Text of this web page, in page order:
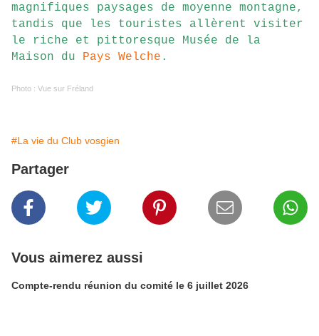
magnifiques paysages de moyenne montagne,
tandis que les touristes allèrent visiter
le riche et pittoresque Musée de la
Maison du
Pays Welche .
Photo : Vue sur Fréland
#La vie du Club vosgien
Partager
Vous aimerez aussi
Compte-rendu réunion du comité le 6 juillet 2026